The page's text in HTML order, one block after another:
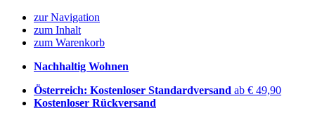
zur Navigation
zum Inhalt
zum Warenkorb
Nachhaltig Wohnen
Österreich: Kostenloser Standardversand ab € 49,90
Kostenloser Rückversand